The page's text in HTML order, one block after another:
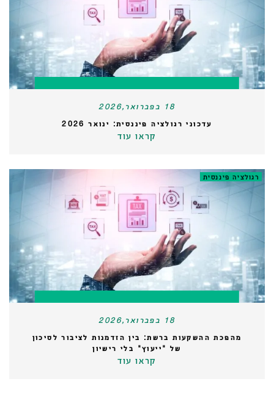
18 בפברואר,2026
עדכוני רגולציה פיננסית: ינואר 2026
קראו עוד
רגולציה פיננסית
18 בפברואר,2026
מהפכת ההשקעות ברשת: בין הזדמנות לציבור לסיכון
של "ייעוץ" בלי רישיון
קראו עוד